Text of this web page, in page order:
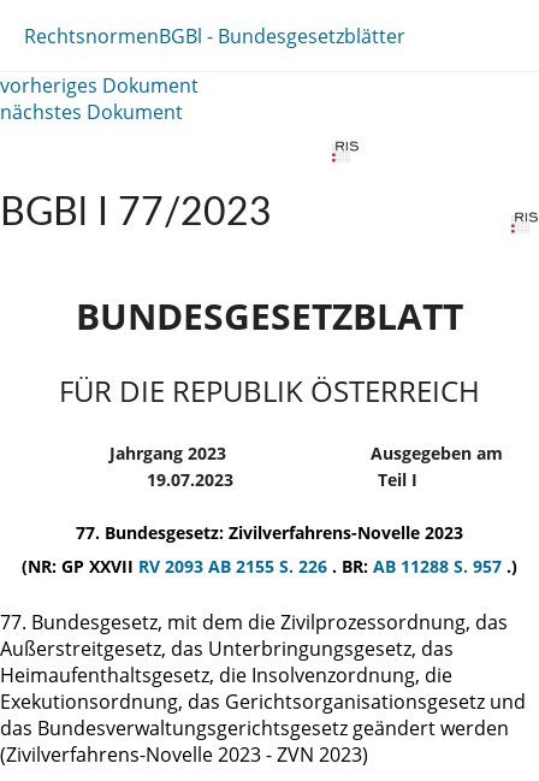
RechtsnormenBGBl - Bundesgesetzblätter
vorheriges Dokument
nächstes Dokument
BGBl I 77/2023
BUNDESGESETZBLATT
FÜR DIE REPUBLIK ÖSTERREICH
Jahrgang 2023
Ausgegeben am
19.07.2023
Teil I
77. Bundesgesetz: Zivilverfahrens-Novelle 2023
(NR: GP XXVII RV 2093 AB 2155 S. 226 . BR: AB 11288 S. 957 .)
77. Bundesgesetz, mit dem die Zivilprozessordnung, das
Außerstreitgesetz, das Unterbringungsgesetz, das
Heimaufenthaltsgesetz, die Insolvenzordnung, die
Exekutionsordnung, das Gerichtsorganisationsgesetz und
das Bundesverwaltungsgerichtsgesetz geändert werden
(Zivilverfahrens-Novelle 2023 - ZVN 2023)